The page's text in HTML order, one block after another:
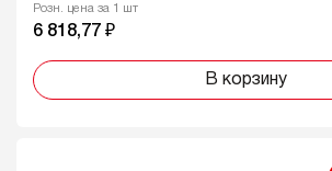
Розн. цена за 1 шт
6 818,77 ₽
В корзину